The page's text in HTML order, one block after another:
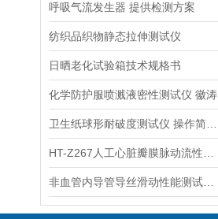
呼吸气流发生器 提供检测方案
纺织品织物静态拉伸测试仪
日晒老化试验箱技术规格书
化学防护服喷溅液密性测试仪 徽涛